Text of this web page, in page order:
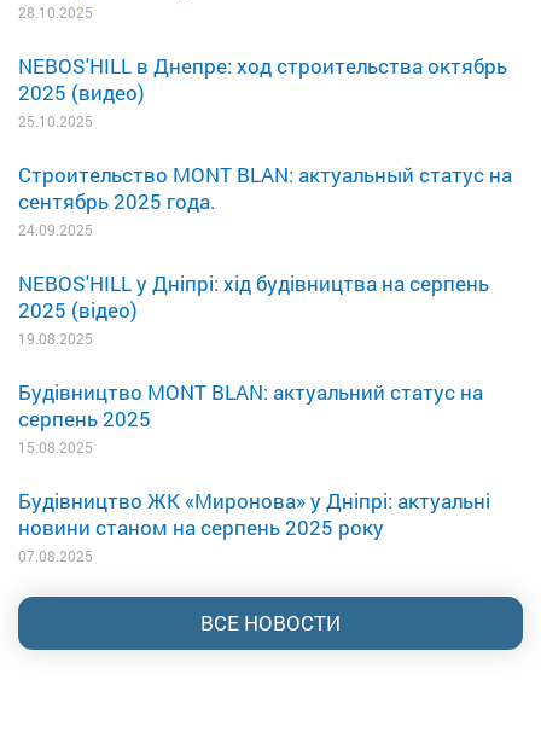
28.10.2025
NEBOS'HILL в Днепре: ход строительства октябрь
2025 (видео)
25.10.2025
Строительство MONT BLAN: актуальный статус на
сентябрь 2025 года.
24.09.2025
NEBOS'HILL у Дніпрі: хід будівництва на серпень
2025 (відео)
19.08.2025
Будівництво MONT BLAN: актуальний статус на
серпень 2025
15.08.2025
Будівництво ЖК «Миронова» у Дніпрі: актуальні
новини станом на серпень 2025 року
07.08.2025
ВСЕ НОВОСТИ